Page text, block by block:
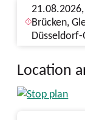
21.08.2026, 21:00 -
Brücken,
Location